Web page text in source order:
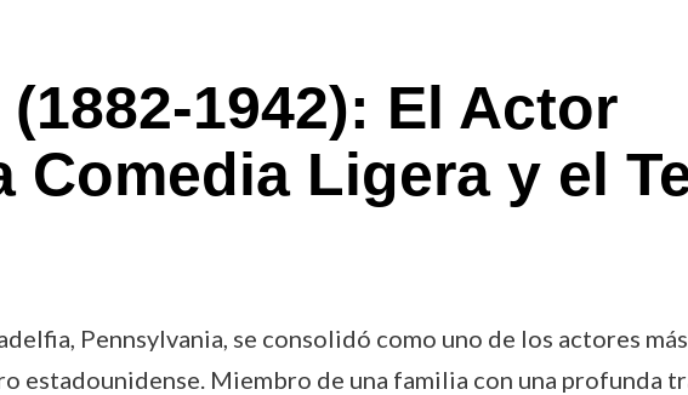
1942): El Actor
Comedia Ligera y el
Pennsylvania, se consolidó como uno de los actores
estadounidense. Miembro de una familia con una profunda